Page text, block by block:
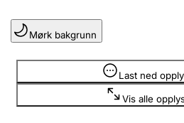
Lag og forening
Registrere, endre, slette
Mørk bakgrunn
Last ned
Vis alle
Opplysninger er skjult